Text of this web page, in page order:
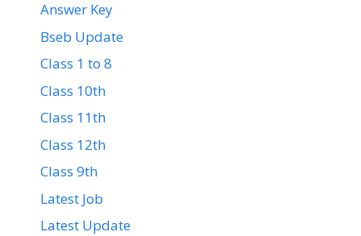
Answer Key
Bseb Update
Class 1 to 8
Class 10th
Class 11th
Class 12th
Class 9th
Latest Job
Latest Update